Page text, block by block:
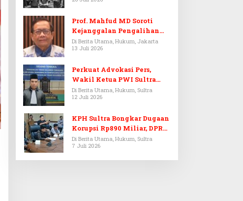
Prof. Mahfud MD Soroti
Kejanggalan Pengalihan
Penyelidikan Tersangka
Febrie Adriansyah
Di Berita Utama, Hukum, Jakarta
13 Juli 2026
Perkuat Advokasi Pers,
Wakil Ketua PWI Sultra
Resmi Dilantik Menjadi
Advokat PERADI
Di Berita Utama, Hukum, Sultra
12 Juli 2026
KPH Sultra Bongkar Dugaan
Korupsi Rp890 Miliar, DPRD
Sultra Gelar RDP
Di Berita Utama, Hukum, Sultra
7 Juli 2026